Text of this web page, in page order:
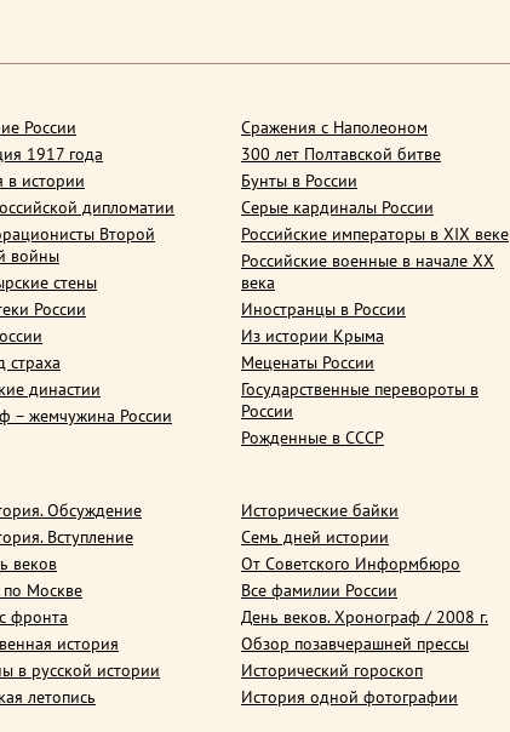
России
1917 года
в истории
дипломатии
Второй
войны
стены
России
страха
династии
– жемчужина России
Сражения с Наполеоном
300 лет Полтавской битве
Бунты в России
Серые кардиналы России
Российские императоры в XIX веке
Российские военные в начале ХХ
века
Иностранцы в России
Из истории Крыма
Меценаты России
Государственные перевороты в
России
Рожденные в СССР
Обсуждение
Вступление
веков
Москве
фронта
история
в русской истории
летопись
Исторические байки
Семь дней истории
От Советского Информбюро
Все фамилии России
День веков. Хронограф / 2008 г.
Обзор позавчерашней прессы
Исторический гороскоп
История одной фотографии